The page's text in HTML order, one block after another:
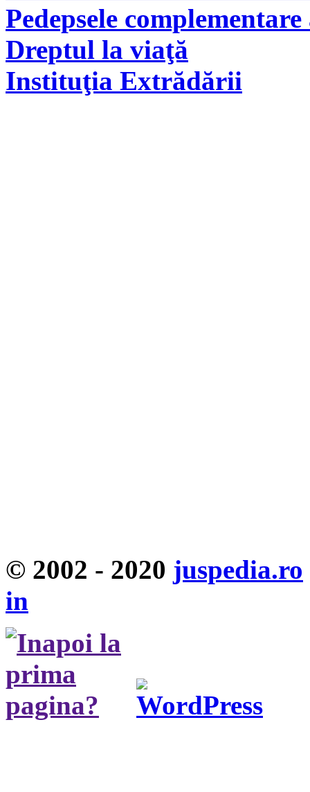
Pedepsele
Dreptul la viaţă
Instituţia Extrădării
© 2002 - 2020 juspedia.ro
in